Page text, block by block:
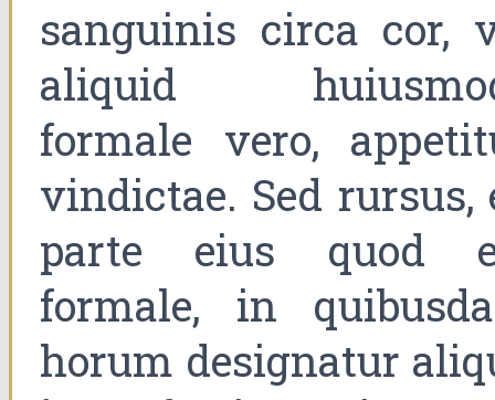
sanguinis circa cor,
aliquid
formale vero,
vindictae. Sed rursus,
parte eius quod
formale, in
horum designatur